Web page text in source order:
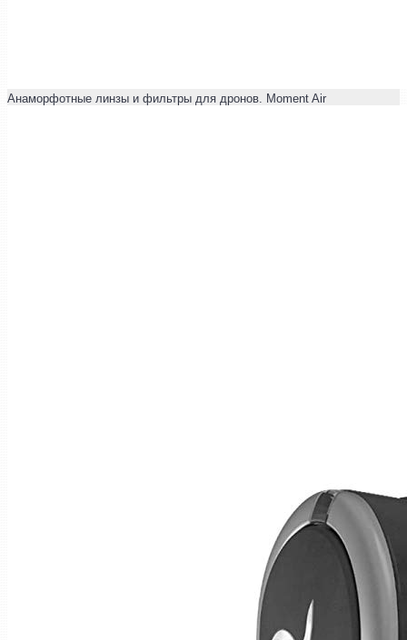
Анаморфотные линзы и фильтры для дронов. Moment Air